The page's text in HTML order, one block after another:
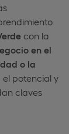
con la
en el
o la
el potencial y
claves